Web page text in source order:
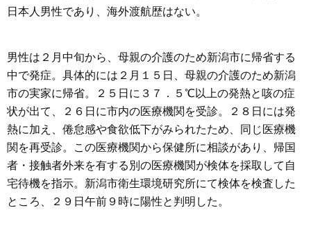
日本人男性であり、海外渡航歴はない。
男性は２月中旬から、母親の介護のため新潟市に帰省する
中で発症。具体的には２月１５日、母親の介護のため新潟
市の実家に帰省。２５日に３７．５℃以上の発熱と咳の症
状が出て、２６日に市内の医療機関を受診。２８日には発
熱に加え、倦怠感や食欲低下がみられたため、同じ医療機
関を再受診。この医療機関から保健所に相談があり、帰国
者・接触者外来を有する別の医療機関が検体を採取して自
宅待機を指示。新潟市衛生環境研究所にて検体を検査した
ところ、２９日午前９時に陽性と判明した。